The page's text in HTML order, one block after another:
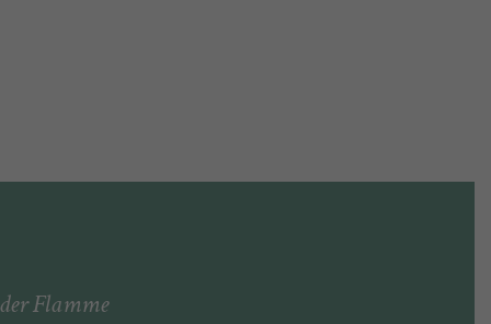
Flamme